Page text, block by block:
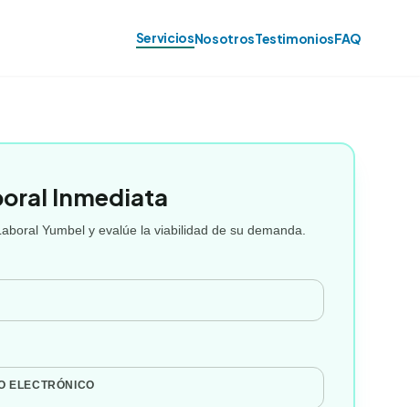
ServiciosNosotrosTestimoniosFAQ
Inmediata
Yumbel y evalúe la viabilidad de su demanda.
ELECTRÓNICO